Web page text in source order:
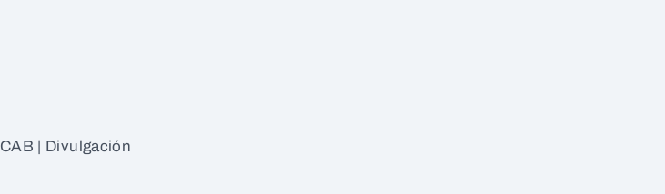
CAB | Divulgación